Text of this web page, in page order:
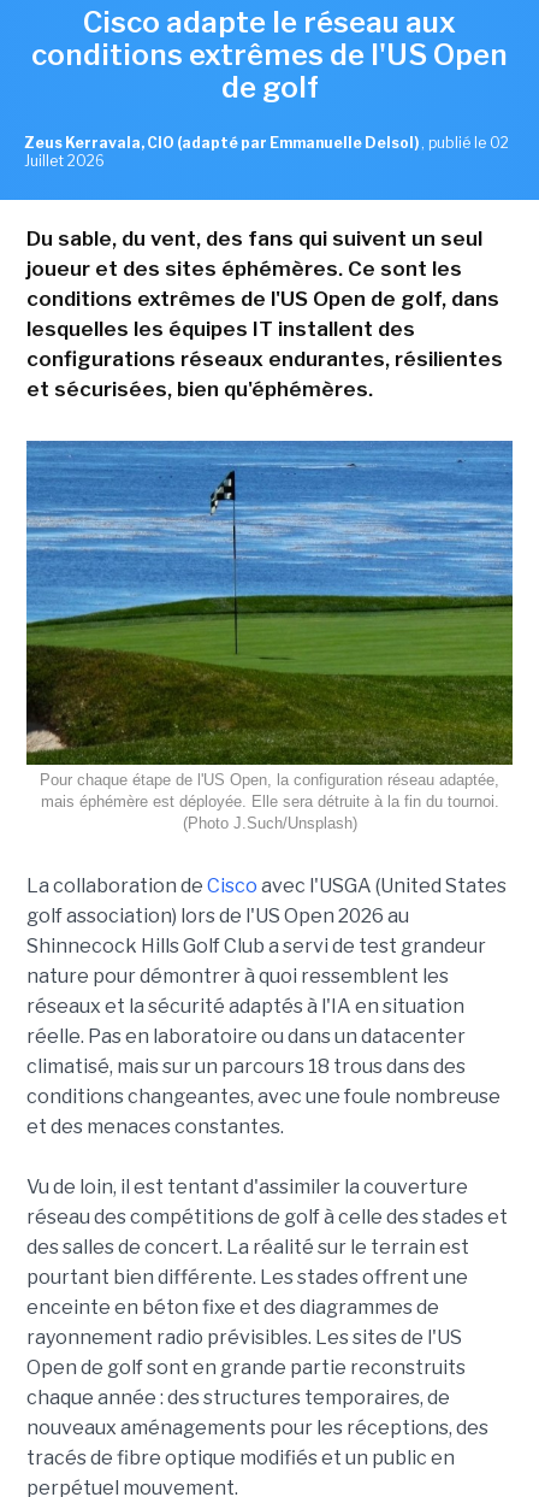
Cisco adapte le réseau aux
conditions extrêmes de l'US Open
de golf
Zeus Kerravala, CIO (adapté par Emmanuelle Delsol) , publié le 02
Juillet 2026
Du sable, du vent, des fans qui suivent un seul
joueur et des sites éphémères. Ce sont les
conditions extrêmes de l'US Open de golf, dans
lesquelles les équipes IT installent des
configurations réseaux endurantes, résilientes
et sécurisées, bien qu'éphémères.
Pour chaque étape de l'US Open, la configuration réseau adaptée,
mais éphémère est déployée. Elle sera détruite à la fin du tournoi.
(Photo J.Such/Unsplash)
La collaboration de Cisco avec l'USGA (United States
golf association) lors de l'US Open 2026 au
Shinnecock Hills Golf Club a servi de test grandeur
nature pour démontrer à quoi ressemblent les
réseaux et la sécurité adaptés à l'IA en situation
réelle. Pas en laboratoire ou dans un datacenter
climatisé, mais sur un parcours 18 trous dans des
conditions changeantes, avec une foule nombreuse
et des menaces constantes.
Vu de loin, il est tentant d'assimiler la couverture
réseau des compétitions de golf à celle des stades et
des salles de concert. La réalité sur le terrain est
pourtant bien différente. Les stades offrent une
enceinte en béton fixe et des diagrammes de
rayonnement radio prévisibles. Les sites de l'US
Open de golf sont en grande partie reconstruits
chaque année : des structures temporaires, de
nouveaux aménagements pour les réceptions, des
tracés de fibre optique modifiés et un public en
perpétuel mouvement.